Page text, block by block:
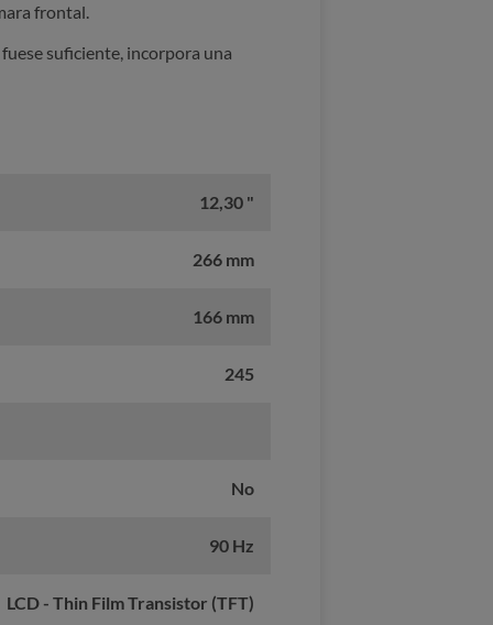
frontal.
suficiente, incorpora una
12,30 "
266 mm
166 mm
245
No
90 Hz
LCD - Thin Film Transistor (TFT)